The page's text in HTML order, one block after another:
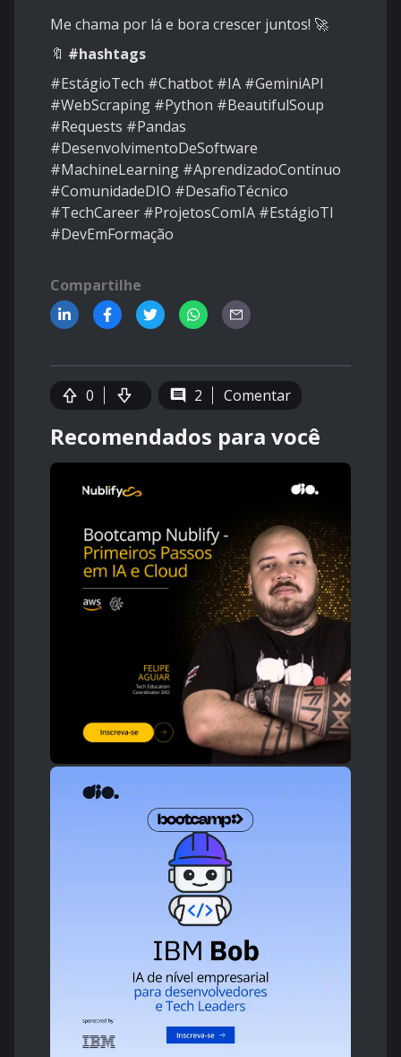
Me chama por lá e bora crescer juntos! 🚀
🔖 #hashtags
#EstágioTech #Chatbot #IA #GeminiAPI
#WebScraping #Python #BeautifulSoup
#Requests #Pandas
#DesenvolvimentoDeSoftware
#MachineLearning #AprendizadoContínuo
#ComunidadeDIO #DesafioTécnico
#TechCareer #ProjetosComIA #EstágioTI
#DevEmFormação
Compartilhe
0 2 Comentar
Recomendados para você